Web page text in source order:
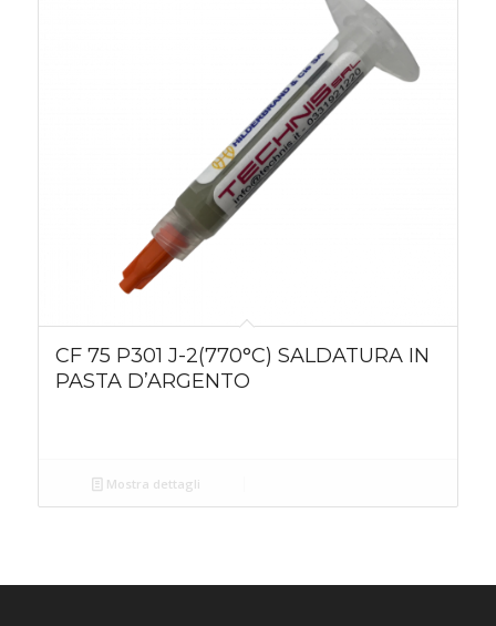
CF 75 P301 J-2(770°C) SALDATURA IN
PASTA D’ARGENTO
Mostra dettagli